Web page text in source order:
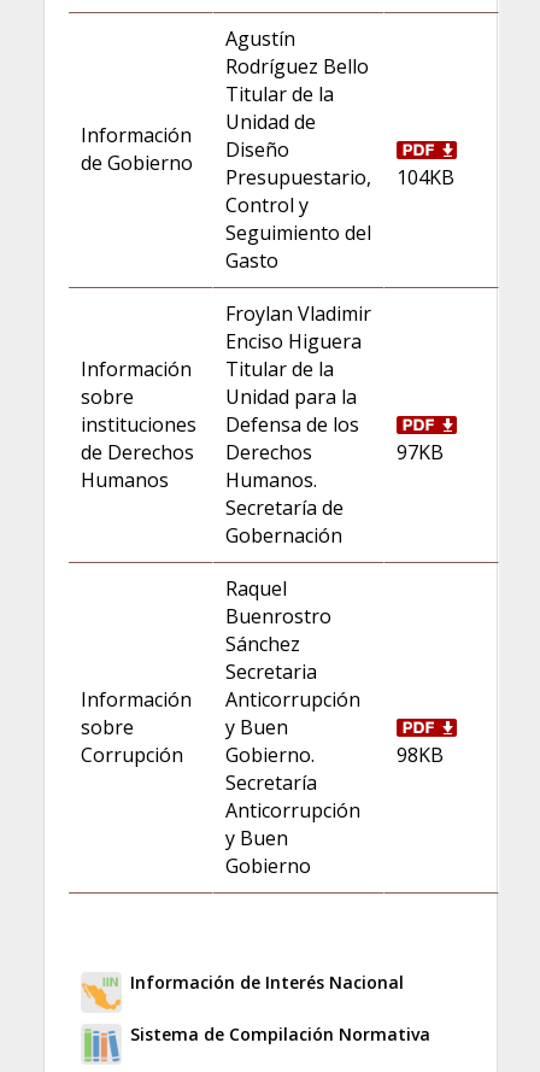
Información
de Gobierno
Agustín
Rodríguez Bello
Titular de la
Unidad de
Diseño
Presupuestario,
Control y
Seguimiento del
Gasto
104KB
Información
sobre
instituciones
de Derechos
Humanos
Froylan Vladimir
Enciso Higuera
Titular de la
Unidad para la
Defensa de los
Derechos
Humanos.
Secretaría de
Gobernación
97KB
Información
sobre
Corrupción
Raquel
Buenrostro
Sánchez
Secretaria
Anticorrupción
y Buen
Gobierno.
Secretaría
Anticorrupción
y Buen
Gobierno
98KB
Información de Interés Nacional
Sistema de Compilación Normativa